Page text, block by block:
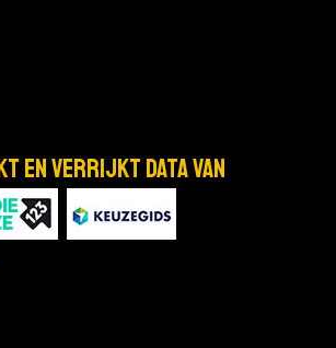
dag in Deventer. Vanaf 10.00
ben je van harte welkom!
en verrijkt data van